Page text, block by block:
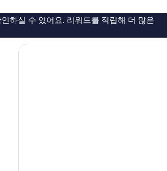
용
후
981
하실 수 있어요. 리워드를 적립해 더 많은